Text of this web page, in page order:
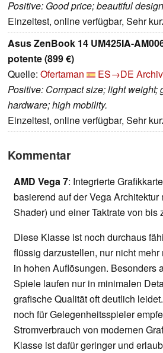
Positive: Good price; beautiful
Einzeltest, online verfügbar, Sehr
Asus ZenBook 14 UM425IA-
potente (899 €)
Quelle: Ofertaman ES→DE
Positive: Compact size; light weight;
hardware; high mobility.
Einzeltest, online verfügbar, Sehr
Kommentar
AMD Vega 7: Integrierte
basierend auf der Vega Architektur
Shader) und einer Taktrate von bis
Diese Klasse ist noch durchaus
flüssig darzustellen, nur nicht
in hohen Auflösungen. Besonders
Spiele laufen nur in minimalen
grafische Qualität oft deutlich
noch für Gelegenheitsspieler
Stromverbrauch von modernen
Klasse ist dafür geringer und